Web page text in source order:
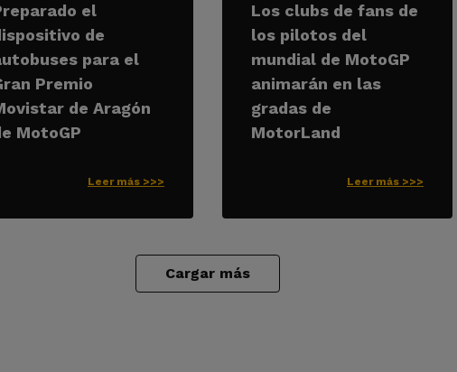
el
de
para el
Premio
de Aragón
MotoGP
Leer más >>>
Los clubs de fans de
los pilotos del
mundial de MotoGP
animarán en las
gradas de
MotorLand
Leer más >>>
Cargar más